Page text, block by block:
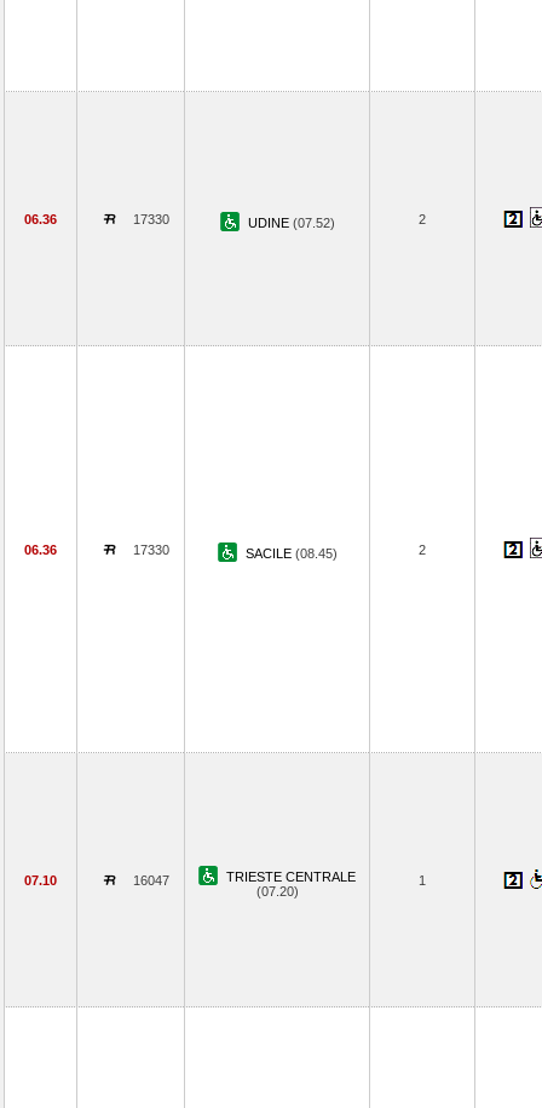
06.36 17330 UDINE (07.52) 2
06.36 17330 SACILE (08.45) 2
07.10 16047
TRIESTE CENTRALE
(07.20)
1